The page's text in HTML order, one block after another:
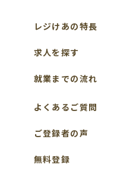
レジけあの特長
求人を探す
就業までの流れ
よくあるご質問
ご登録者の声
無料登録